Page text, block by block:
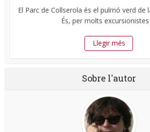
El Parc de Collserola és el pulmó verd de
És, per molts excursionistes
Llegir més
Sobre l'autor